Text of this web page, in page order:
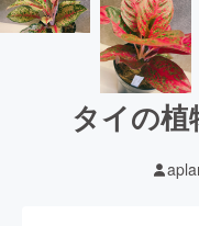
タイの植